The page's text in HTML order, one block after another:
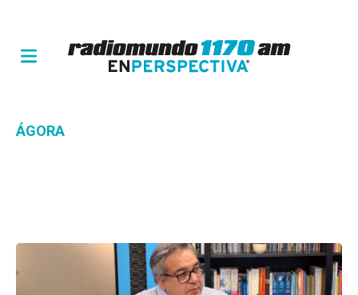
ÁGORA